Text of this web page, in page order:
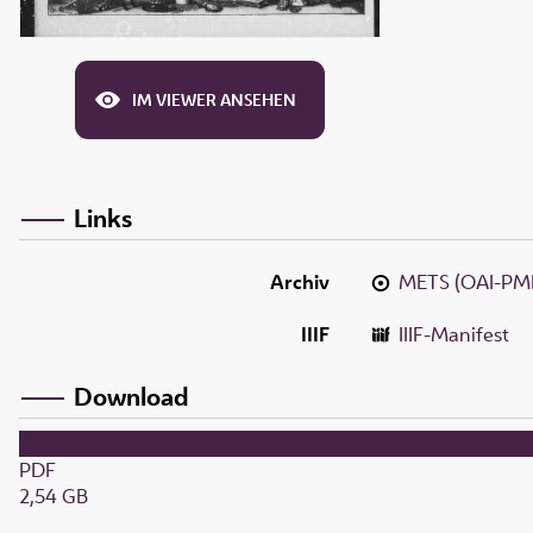
IM VIEWER ANSEHEN
Links
Archiv
METS (OAI-
IIIF
IIIF-Manifest
Download
PDF
2,54 GB